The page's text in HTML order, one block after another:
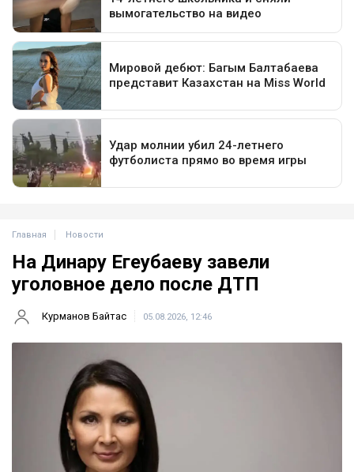
Главная Новости
На Динару Егеубаеву завели
уголовное дело после ДТП
Курманов Байтас 05.08.2026, 12:46